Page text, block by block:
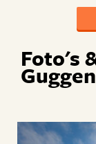
Foto's